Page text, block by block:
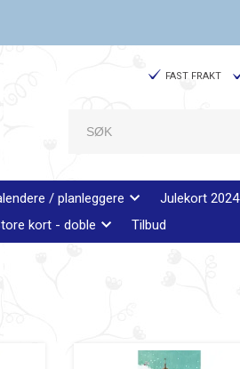
FAST FRAKT
/ planleggere Julekort 2024
kort - doble Tilbud